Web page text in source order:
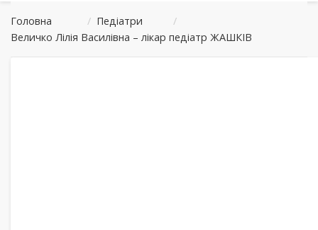
Головна / Педіатри
/
Величко Лілія Василівна – лікар педіатр ЖАШКІВ